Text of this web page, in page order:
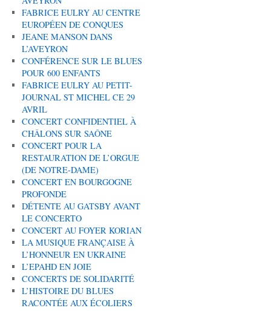
FABRICE EULRY AU CENTRE
EUROPÉEN DE CONQUES
JEANE MANSON DANS
L’AVEYRON
CONFÉRENCE SUR LE BLUES
POUR 600 ENFANTS
FABRICE EULRY AU PETIT-
JOURNAL ST MICHEL CE 29
AVRIL
CONCERT CONFIDENTIEL À
CHÂLONS SUR SAÔNE
CONCERT POUR LA
RESTAURATION DE L’ORGUE
(DE NOTRE-DAME)
CONCERT EN BOURGOGNE
PROFONDE
DÉTENTE AU GATSBY AVANT
LE CONCERTO
CONCERT AU FOYER KORIAN
LA MUSIQUE FRANÇAISE À
L’HONNEUR EN UKRAINE
L’EPAHD EN JOIE
CONCERTS DE SOLIDARITÉ
L’HISTOIRE DU BLUES
RACONTÉE AUX ÉCOLIERS